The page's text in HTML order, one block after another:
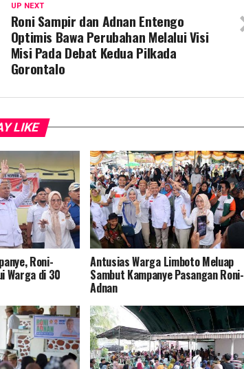
UP NEXT
Roni Sampir dan Adnan Entengo
Optimis Bawa Perubahan Melalui Visi
Misi Pada Debat Kedua Pilkada
Gorontalo
LIKE
Roni-
Warga di 30
Antusias Warga Limboto Meluap
Sambut Kampanye Pasangan Roni-
Adnan